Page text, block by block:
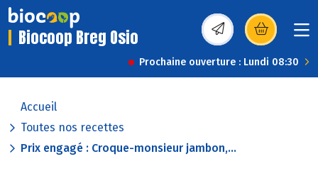
Biocoop Breg Osio (s’ouvre dans une
Prochaine ouverture : Lundi 08:30
Accueil
Toutes nos recettes
Prix engagé : Croque-monsieur jambon,...